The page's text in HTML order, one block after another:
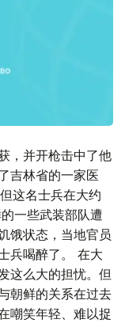
，并开枪击中了他
吉林省的一家医
这名士兵在大约
一些武装部队遭
饿状态，当地官员
兵喝醉了。 在大
这么大的担忧。但
朝鲜的关系在过去
嘲笑年轻、难以捉